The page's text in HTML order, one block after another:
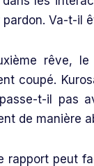
pardon. Va-t-il
rêve,
coupé.
t-il pas
de manière
rapport peut